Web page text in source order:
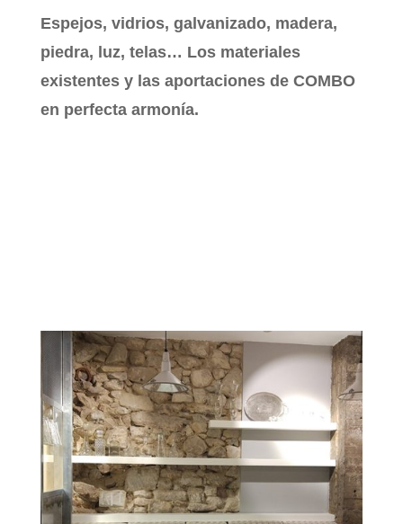
Espejos, vidrios, galvanizado, madera,
piedra, luz, telas… Los materiales
existentes y las aportaciones de COMBO
en perfecta armonía.